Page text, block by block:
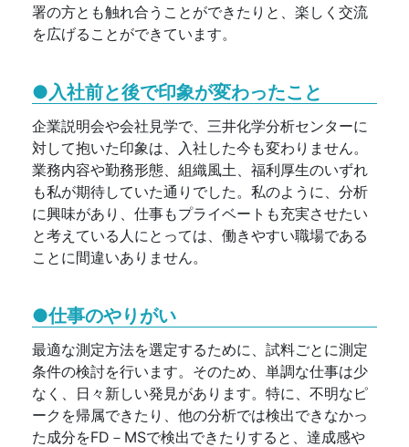
署の方とも触れ合うことができたりと、楽しく交流
を広げることができています。
●入社前と後で印象が変わったこと
企業説明会や会社見学で、三井化学分析センターに
対して抱いた印象は、入社した今も変わりません。
業務内容や勤務形態、組織風土、福利厚生のいずれ
も私が期待していた通りでした。私のように、分析
に興味があり、仕事もプライベートも充実させたい
と考えている人にとっては、働きやすい職場である
ことに間違いありません。
●仕事のやりがい
最適な測定方法を選定するために、試料ごとに測定
条件の検討を行います。そのため、単調な仕事は少
なく、日々新しい発見があります。特に、不明なピ
ークを帰属できたり、他の分析では検出できなかっ
た成分をFD－MSで検出できたりすると、達成感や